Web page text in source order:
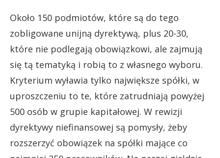
Około 150 podmiotów, które są do tego
zobligowane unijną dyrektywą, plus 20-30,
które nie podlegają obowiązkowi, ale zajmują
się tą tematyką i robią to z własnego wyboru.
Kryterium wyławia tylko największe spółki, w
uproszczeniu to te, które zatrudniają powyżej
500 osób w grupie kapitałowej. W rewizji
dyrektywy niefinansowej są pomysły, żeby
rozszerzyć obowiązek na spółki mające co